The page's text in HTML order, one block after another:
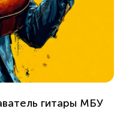
гитары МБУ